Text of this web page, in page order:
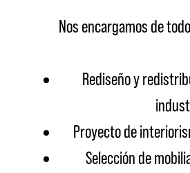
Nos encargamos de
Rediseño y
Proyecto de
Selección de